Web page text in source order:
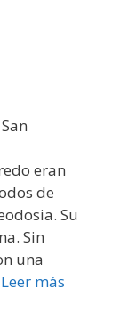
eran
de
Su
Sin
una
Leer más